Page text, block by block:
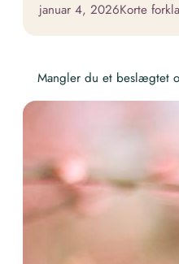
januar 4, 2026Korte
Mangler du et beslægtet